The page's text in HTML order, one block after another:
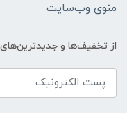
منوی وب‌سایت
از تخفیف‌ها و